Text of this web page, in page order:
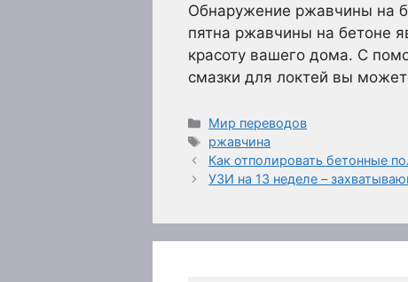
Обнаружение ржавчины на
пятна ржавчины на бетоне
красоту вашего дома. С
смазки для локтей вы
Рубрики
Мир переводов
Метки
ржавчина
Как отполировать бетонные
УЗИ на 13 неделе –